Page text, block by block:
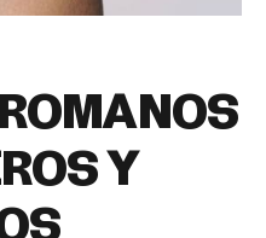
Y